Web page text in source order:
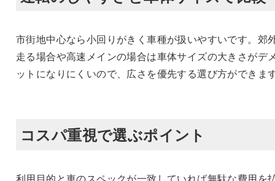
市街地中心なら小回りがきく車種が扱いやすいです。郊
走る場合や高速メインの場合は車体サイズの大きさがデ
ットになりにくいので、広さを優先する選び方ができま
コスパ重視で選ぶポイント
利用目的と車のスペックが一致していれば無駄な費用を